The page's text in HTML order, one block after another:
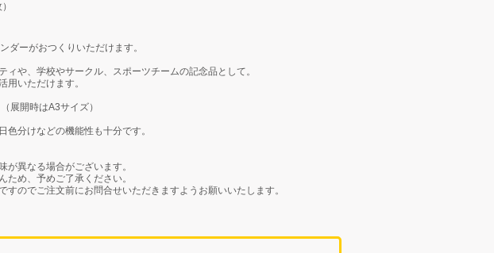
ダーがおつくりいただけます。
や、学校やサークル、スポーツチームの記念品として。
用いただけます。
展開時はA3サイズ）
分けなどの機能性も十分です。
が異なる場合がございます。
め、予めご了承ください。
のでご注文前にお問合せいただきますようお願いいたします。